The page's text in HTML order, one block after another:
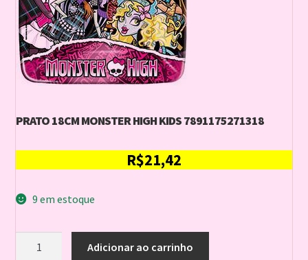
PRATO 18CM MONSTER HIGH KIDS 7891175271318
R$21,42
9 em estoque
18CM
Adicionar ao carrinho